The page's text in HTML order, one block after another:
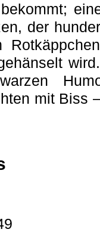
der
mit Biss